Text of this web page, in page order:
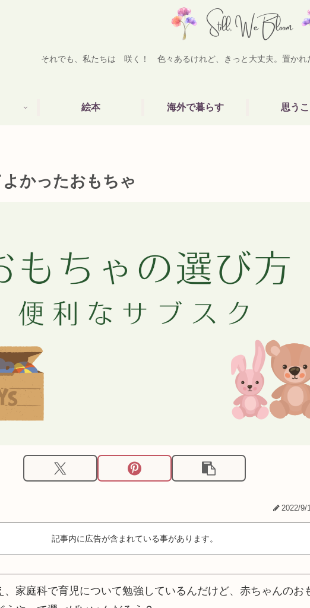
それでも、私たちは 咲く！ 色々あるけれど、きっと大丈夫。置かれ
絵本 海外で暮らす 思う
かったおもちゃ
2022/9/1
記事内に広告が含まれている事があります。
、家庭科で育児について勉強しているんだけど、赤ちゃんのお